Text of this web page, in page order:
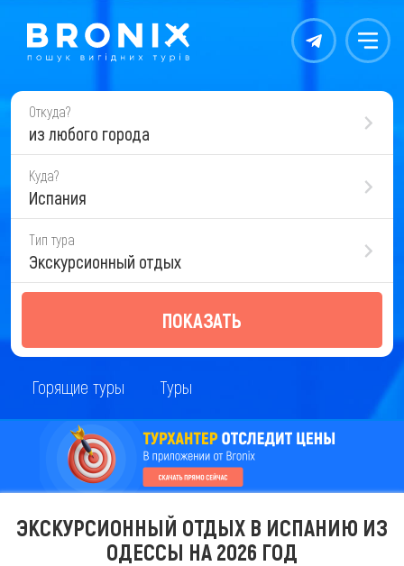
Контакты Меню
Откуда?
из любого города
Куда?
Испания
Тип тура
Экскурсионный отдых
ПОКАЗАТЬ
Горящие туры Туры
ЭКСКУРСИОННЫЙ ОТДЫХ В ИСПАНИЮ ИЗ
ОДЕССЫ НА 2026 ГОД